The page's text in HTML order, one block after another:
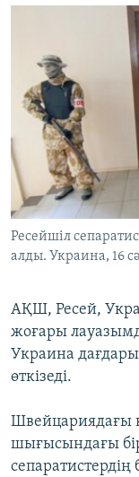
Skip
Search
АРНАЙЫ
Русский
ЖАЗЫЛЫҢЫЗ
Басқа тілдерде
Ресейшіл
алды. Украина, 16
АҚШ, Ресей,
жоғары
Украина
өткізеді.
Швейцариядағы
шығысындағы
сепаратистердің